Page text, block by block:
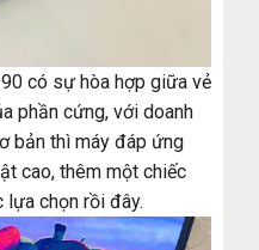
có sự hòa hợp giữa vẻ
phần cứng, với doanh
bản thì máy đáp ứng
cao, thêm một chiếc
lựa chọn rồi đây.